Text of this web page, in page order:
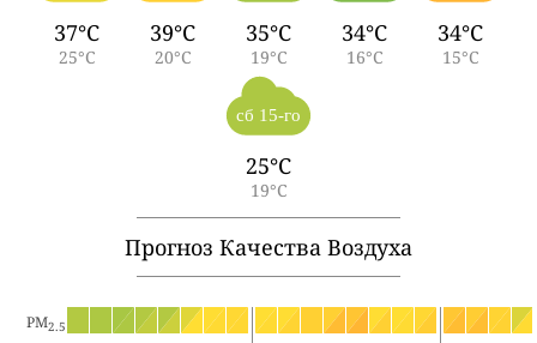
37°C
25°C
39°C
20°C
35°C
19°C
34°C
16°C
34°C
15°C
сб 15-го
25°C
19°C
Прогноз Качества Воздуха
PM2.5